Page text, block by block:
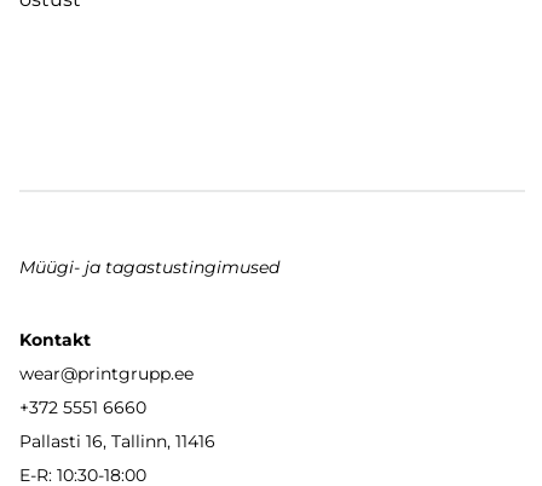
Müügi- ja tagastustingimused
Kontakt
wear@printgrupp.ee
+372 5551 6660
Pallasti 16, Tallinn, 11416
E-R: 10:30-18:00